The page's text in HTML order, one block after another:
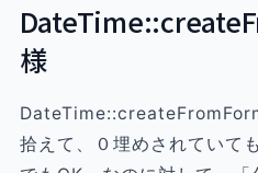
様
拾えて、０埋めされていて